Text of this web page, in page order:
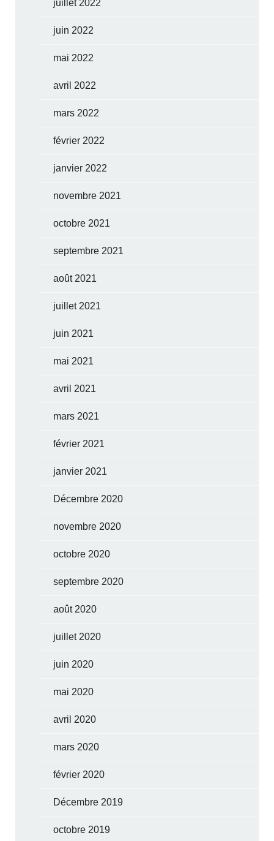
juillet 2022
juin 2022
mai 2022
avril 2022
mars 2022
février 2022
janvier 2022
novembre 2021
octobre 2021
septembre 2021
août 2021
juillet 2021
juin 2021
mai 2021
avril 2021
mars 2021
février 2021
janvier 2021
Décembre 2020
novembre 2020
octobre 2020
septembre 2020
août 2020
juillet 2020
juin 2020
mai 2020
avril 2020
mars 2020
février 2020
Décembre 2019
octobre 2019